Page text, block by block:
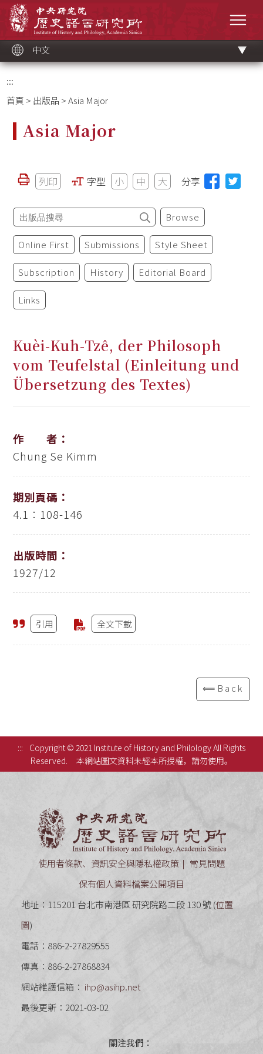
中文
:::
首頁 > 出版品 > Asia Major
Asia Major
列印 字型 小 中 大 分享
Browse
Online First Submissions Style Sheet
Subscription History Editorial Board
Links
Kuèi-Kuh-Tzê, der Philosoph
vom Teufelstal (Einleitung und
Übersetzung des Textes)
作 者：
Chung Se Kimm
期別頁碼：
4.1：108-146
出版時間：
1927/12
引用 全文下載
⟸Back
:::
Copyright © 2021 Institute of History and Philology All Rights
Reserved.
本網站圖文資料未經本所授權，請勿使用。
使用者條款、資訊安全與隱私權政策
常見問題
保有個人資料檔案公開項目
地址：115201 台北市南港區 研究院路二段 130 號 (位置
圖)
電話：886-2-27829555
傳真：886-2-27868834
網站維護信箱： ihp@asihp.net
最後更新：2021-03-02
關注我們：